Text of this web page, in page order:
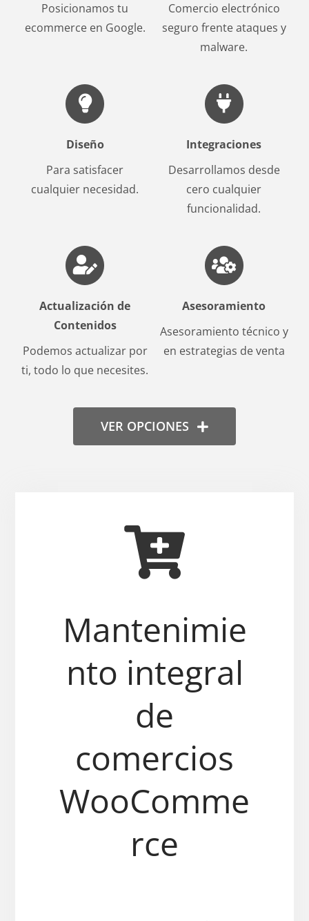
Posicionamos tu
ecommerce en Google.
Comercio electrónico
seguro frente ataques y
malware.
Diseño
Para satisfacer
cualquier necesidad.
Integraciones
Desarrollamos desde
cero cualquier
funcionalidad.
Actualización de
Contenidos
Podemos actualizar por
ti, todo lo que necesites.
Asesoramiento
Asesoramiento técnico y
en estrategias de venta
VER OPCIONES
Mantenimie
nto integral
de
comercios
WooComme
rce